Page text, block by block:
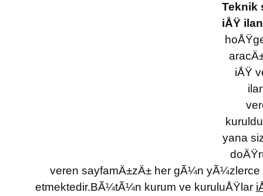
Teknik
iÅŸ
iÅŸ
yana
veren sayfamÄ±zÄ± her gÃ¼n yÃ¼zlerce
etmektedir.BÃ¼tÃ¼n kurum ve kuruluÅŸlar